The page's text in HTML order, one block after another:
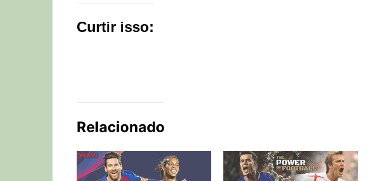
Curtir isso:
Relacionado